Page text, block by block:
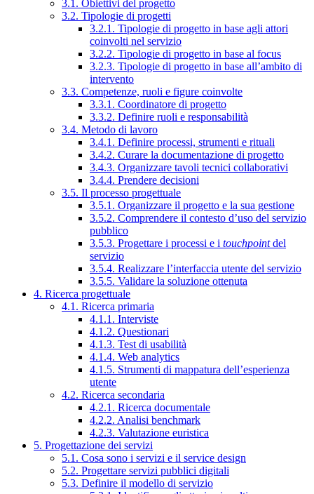
3.1. Obiettivi del progetto
3.2. Tipologie di progetti
3.2.1. Tipologie di progetto in base agli attori
coinvolti nel servizio
3.2.2. Tipologie di progetto in base al focus
3.2.3. Tipologie di progetto in base all’ambito di
intervento
3.3. Competenze, ruoli e figure coinvolte
3.3.1. Coordinatore di progetto
3.3.2. Definire ruoli e responsabilità
3.4. Metodo di lavoro
3.4.1. Definire processi, strumenti e rituali
3.4.2. Curare la documentazione di progetto
3.4.3. Organizzare tavoli tecnici collaborativi
3.4.4. Prendere decisioni
3.5. Il processo progettuale
3.5.1. Organizzare il progetto e la sua gestione
3.5.2. Comprendere il contesto d’uso del servizio
pubblico
3.5.3. Progettare i processi e i touchpointdel
servizio
3.5.4. Realizzare l’interfaccia utente del servizio
3.5.5. Validare la soluzione ottenuta
4. Ricerca progettuale
4.1. Ricerca primaria
4.1.1. Interviste
4.1.2. Questionari
4.1.3. Test di usabilità
4.1.4. Web analytics
4.1.5. Strumenti di mappatura dell’esperienza
utente
4.2. Ricerca secondaria
4.2.1. Ricerca documentale
4.2.2. Analisi benchmark
4.2.3. Valutazione euristica
5. Progettazione dei servizi
5.1. Cosa sono i servizi e il service design
5.2. Progettare servizi pubblici digitali
5.3. Definire il modello di servizio